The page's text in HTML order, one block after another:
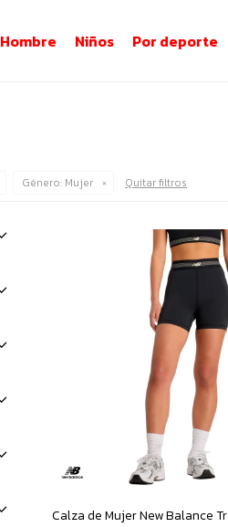
Hombre Niños Por deporte
Género: Mujer Quitar filtros
Calza de Mujer New Balance